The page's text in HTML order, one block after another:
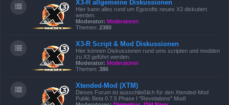
X3-R allgemeine Diskussionen
Hier kann alles rund um Egosofts neues X3 diskutiert
werden.
Moderator: Moderatoren
Themen: 2380
X3-R Script & Mod Diskussionen
Hier können Diskussionen rund ums scripten und modden
zu X3 geführt werden.
Moderator: Moderatoren
Themen: 386
Xtended-Mod (XTM)
Dieses Forum ist ausschließlich für den Xtended-Mod
Public Beta 0.7.5 Phase I "Revelations" Mod!